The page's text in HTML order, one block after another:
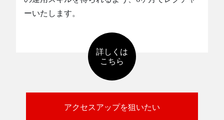
ーいたします。
詳しくは
こちら
アクセスアップを狙いたい